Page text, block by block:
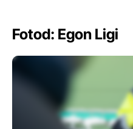
Fotod: Egon Ligi